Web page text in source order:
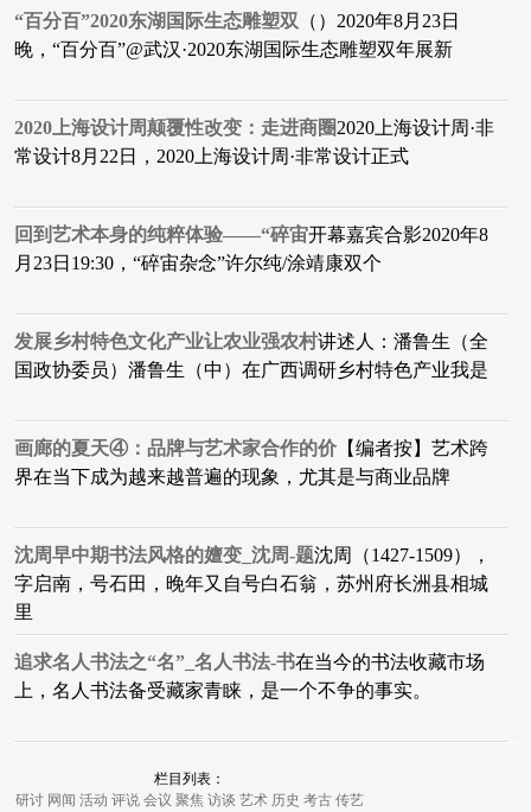
“百分百”2020东湖国际生态雕塑双 （）2020年8月23日
晚，“百分百”@武汉·2020东湖国际生态雕塑双年展新
2020上海设计周颠覆性改变：走进商圈2020上海设计周·非
常设计8月22日，2020上海设计周·非常设计正式
回到艺术本身的纯粹体验——“碎宙开幕嘉宾合影2020年8
月23日19:30，“碎宙杂念”许尔纯/涂靖康双个
发展乡村特色文化产业让农业强农村讲述人：潘鲁生（全
国政协委员）​潘鲁生（中）在广西调研乡村特色产业我是
画廊的夏天④：品牌与艺术家合作的价 【编者按】艺术跨
界在当下成为越来越普遍的现象，尤其是与商业品牌
沈周早中期书法风格的嬗变_沈周-题沈周（1427-1509），
字启南，号石田，晚年又自号白石翁，苏州府长洲县相城
里
追求名人书法之“名”_名人书法-书在当今的书法收藏市场
上，名人书法备受藏家青睐，是一个不争的事实。
栏目列表：
研讨 网闻 活动 评说 会议 聚焦 访谈 艺术 历史 考古 传艺